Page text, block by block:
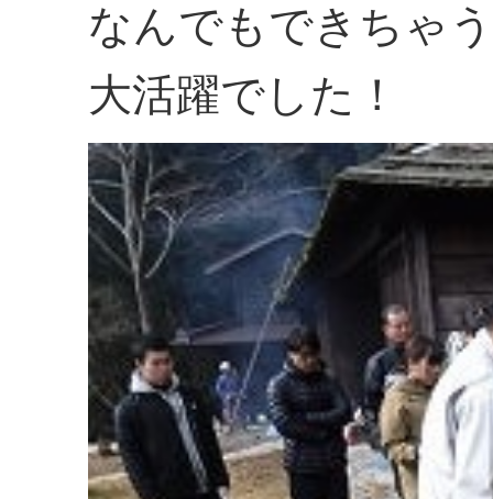
なんでもできちゃ
大活躍でした！